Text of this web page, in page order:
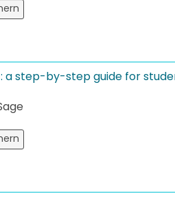
a step-by-step guide for